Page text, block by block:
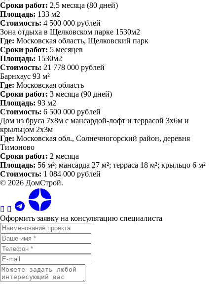
Сроки работ: 2,5 месяца (80 дней)
Площадь: 133 м2
Стоимость: 4 500 000 рублей
Зона отдыха в Щелковском парке 1530м2
Где: Московская область, Щелковский парк
Сроки работ: 5 месяцев
Площадь: 1530м2
Стоимость: 21 778 000 рублей
Барнхаус 93 м²
Где: Московская область
Сроки работ: 3 месяца (90 дней)
Площадь: 93 м2
Стоимость: 6 500 000 рублей
Дом из бруса 7х8м с мансардой-лофт и террасой 3х6м и
крыльцом 2х3м
Где: Московская обл., Солнечногорский район, деревня
Тимоново
Сроки работ: 2 месяца
Площадь: 56 м²; мансарда 27 м²; терраса 18 м²; крыльцо 6 м²
Стоимость: 1 084 000 рублей
© 2026 ДомСтрой.
Оформить заявку на консультацию специалиста